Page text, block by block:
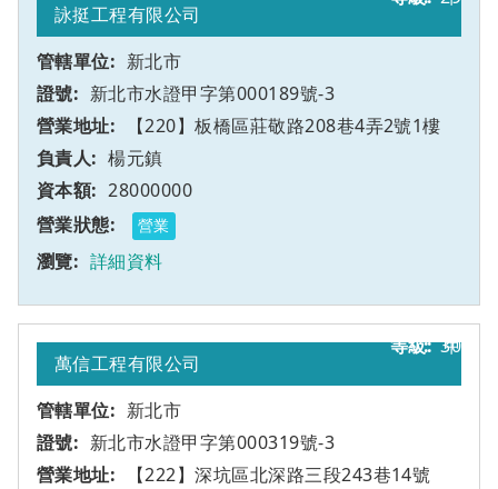
詠挺工程有限公司
新北市
新北市水證甲字第000189號-3
【220】板橋區莊敬路208巷4弄2號1樓
楊元鎮
28000000
營業
詳細資料
30
萬信工程有限公司
新北市
新北市水證甲字第000319號-3
【222】深坑區北深路三段243巷14號
甲